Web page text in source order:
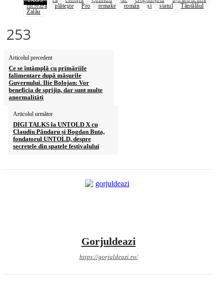
lucrează
plăteşte Pro remake român și statul
Tăntălăul
Zalău
253
Articolul precedent
Ce se întâmplă cu primăriile
falimentare după măsurile
Guvernului. Ilie Bolojan: Vor
beneficia de sprijin, dar sunt multe
anormalități
Articolul următor
DIGI TALKS la UNTOLD X cu
Claudiu Pândaru și Bogdan Buta,
fondatorul UNTOLD, despre
secretele din spatele festivalului
Gorjuldeazi
https://gorjuldeazi.ro/